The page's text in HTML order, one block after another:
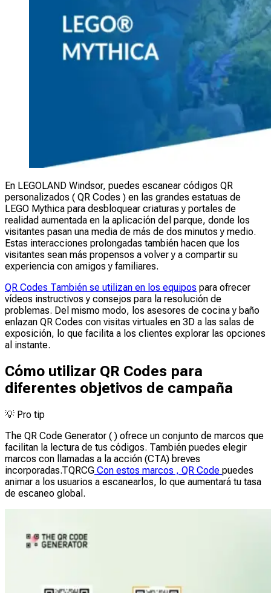
En LEGOLAND Windsor, puedes escanear códigos QR
personalizados ( QR Codes ) en las grandes estatuas de
LEGO Mythica para desbloquear criaturas y portales de
realidad aumentada en la aplicación del parque, donde los
visitantes pasan una media de más de dos minutos y medio.
Estas interacciones prolongadas también hacen que los
visitantes sean más propensos a volver y a compartir su
experiencia con amigos y familiares.
QR Codes También se utilizan en los equipos para ofrecer
vídeos instructivos y consejos para la resolución de
problemas. Del mismo modo, los asesores de cocina y baño
enlazan QR Codes con visitas virtuales en 3D a las salas de
exposición, lo que facilita a los clientes explorar las opciones
al instante.
Cómo utilizar QR Codes para
diferentes objetivos de campaña
💡 Pro tip
The QR Code Generator ( ) ofrece un conjunto de marcos que
facilitan la lectura de tus códigos. También puedes elegir
marcos con llamadas a la acción (CTA) breves
incorporadas.TQRCG Con estos marcos , QR Code puedes
animar a los usuarios a escanearlos, lo que aumentará tu tasa
de escaneo global.